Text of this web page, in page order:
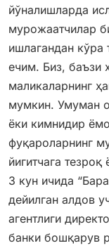
йўналишларда
мурожаатчилар
ишлагандан кўра
ечим. Биз, баъзи
маликаларнинг
мумкин. Умуман
ёки кимнидир
фуқароларнинг
йигитчага
3 кун ичида
дейилган алдов
агентлиги
банки бошқарув